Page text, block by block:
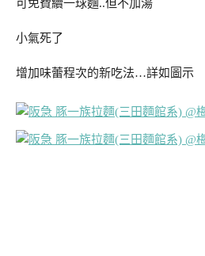
可免費續一球麵..但不加湯
小氣死了
增加味蕾程次的新吃法…詳如圖示